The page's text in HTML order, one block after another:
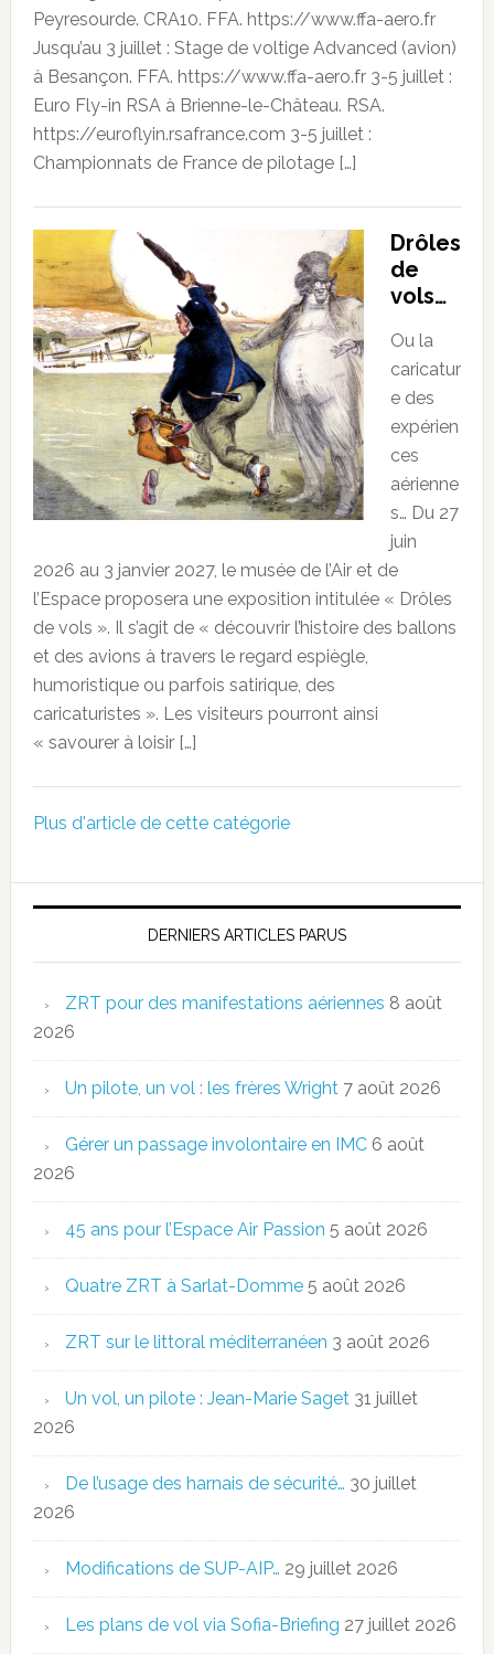
Peyresourde. CRA10. FFA. https://www.ffa-aero.fr
Jusqu’au 3 juillet : Stage de voltige Advanced (avion)
à Besançon. FFA. https://www.ffa-aero.fr 3-5 juillet :
Euro Fly-in RSA à Brienne-le-Château. RSA.
https://euroflyin.rsafrance.com 3-5 juillet :
Championnats de France de pilotage […]
Drôles
de
vols…
Ou la
caricatur
e des
expérien
ces
aérienne
s… Du 27
juin
2026 au 3 janvier 2027, le musée de l’Air et de
l’Espace proposera une exposition intitulée « Drôles
de vols ». Il s’agit de « découvrir l’histoire des ballons
et des avions à travers le regard espiègle,
humoristique ou parfois satirique, des
caricaturistes ». Les visiteurs pourront ainsi
« savourer à loisir […]
Plus d'article de cette catégorie
DERNIERS ARTICLES PARUS
ZRT pour des manifestations aériennes 8 août
2026
Un pilote, un vol : les frères Wright 7 août 2026
Gérer un passage involontaire en IMC 6 août
2026
45 ans pour l’Espace Air Passion 5 août 2026
Quatre ZRT à Sarlat-Domme 5 août 2026
ZRT sur le littoral méditerranéen 3 août 2026
Un vol, un pilote : Jean-Marie Saget 31 juillet
2026
De l’usage des harnais de sécurité… 30 juillet
2026
Modifications de SUP-AIP… 29 juillet 2026
Les plans de vol via Sofia-Briefing 27 juillet 2026